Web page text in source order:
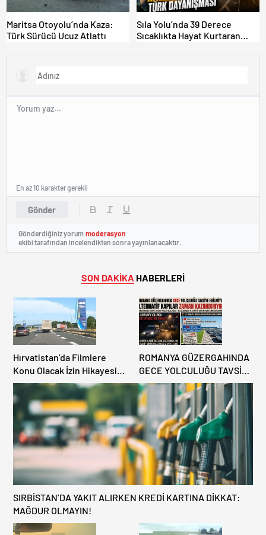
Maritsa Otoyolu’nda Kaza:
Türk Sürücü Ucuz Atlattı
Sıla Yolu’nda 39 Derece
Sıcaklıkta Hayat Kurtaran
Gönder
En az 10 karakter gerekli
Gönderdiğiniz yorum moderasyon
ekibi tarafından incelendikten sonra yayınlanacaktır.
SON DAKİKA HABERLERİ
Hırvatistan’da Filmlere
Konu Olacak İzin Hikayesi:
Benzinlikte Eşini Unuttu!
ROMANYA GÜZERGAHINDA
GECE YOLCULUĞU TAVSİYE
EDİLMİYOR: ALTERNATİF
KAPILAR ZAMAN
KAZANDIRIYOR!
SIRBİSTAN’DA YAKIT ALIRKEN KREDİ KARTINA DİKKAT:
MAĞDUR OLMAYIN!